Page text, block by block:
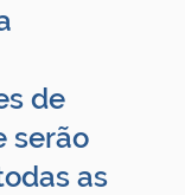
de
serão
as